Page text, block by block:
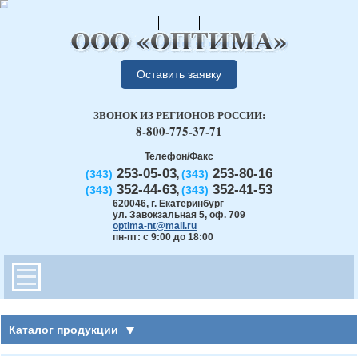
Оставить заявку
Телефон/Факс
(343) 253-05-03, (343) 253-80-16
(343) 352-44-63, (343) 352-41-53
620046, г. Екатеринбург
ул. Завокзальная 5, оф. 709
optima-nt@mail.ru
пн-пт: с 9:00 до 18:00
ЗВОНОК ИЗ РЕГИОНОВ РОССИИ:
8-800-775-37-71
Каталог продукции